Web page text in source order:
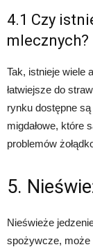
4.1 Czy
mlecznych?
Tak, istnieje wiele
łatwiejsze do
rynku dostępne
migdałowe, które
problemów
5.
Nieświeże
spożywcze, może